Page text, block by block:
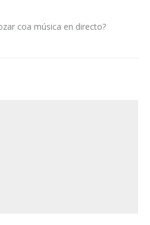
coa música en directo?